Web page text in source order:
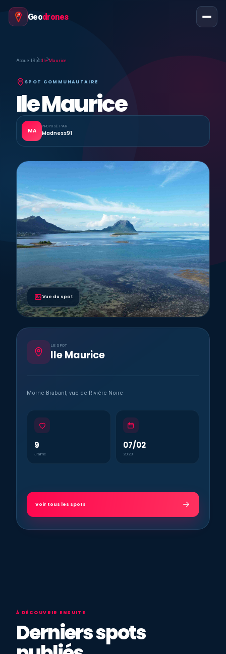
Geodrones
Accueil Spot Ile Maurice
SPOT COMMUNAUTAIRE
Ile Maurice
MA
PROPOSÉ PAR
Madness91
Vue du spot
LE SPOT
Ile Maurice
Morne Brabant, vue de Rivière Noire
9
J’aime
07/02
2023
Voir tous les spots
À DÉCOUVRIR ENSUITE
Derniers spots